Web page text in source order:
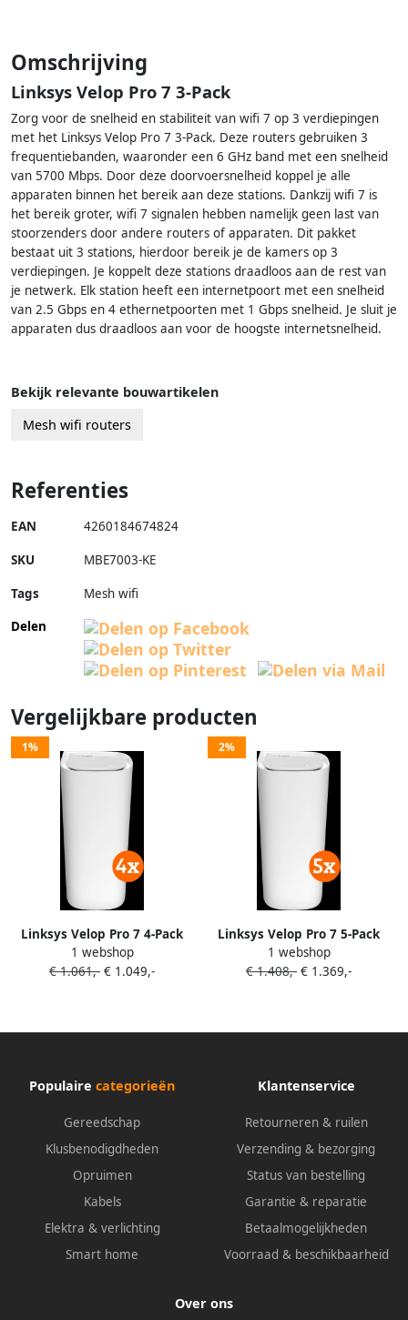
Omschrijving
Linksys Velop Pro 7 3-Pack
Zorg voor de snelheid en stabiliteit van wifi 7 op 3 verdiepingen
met het Linksys Velop Pro 7 3-Pack. Deze routers gebruiken 3
frequentiebanden, waaronder een 6 GHz band met een snelheid
van 5700 Mbps. Door deze doorvoersnelheid koppel je alle
apparaten binnen het bereik aan deze stations. Dankzij wifi 7 is
het bereik groter, wifi 7 signalen hebben namelijk geen last van
stoorzenders door andere routers of apparaten. Dit pakket
bestaat uit 3 stations, hierdoor bereik je de kamers op 3
verdiepingen. Je koppelt deze stations draadloos aan de rest van
je netwerk. Elk station heeft een internetpoort met een snelheid
van 2.5 Gbps en 4 ethernetpoorten met 1 Gbps snelheid. Je sluit je
apparaten dus draadloos aan voor de hoogste internetsnelheid.
Bekijk relevante bouwartikelen
Mesh wifi routers
Referenties
EAN 4260184674824
SKU MBE7003-KE
Tags
Mesh wifi
Delen
Vergelijkbare producten
1%
Linksys Velop Pro 7 4-Pack
1 webshop
€ 1.061,- € 1.049,-
2%
Linksys Velop Pro 7 5-Pack
1 webshop
€ 1.408,- € 1.369,-
Populaire categorieën
Gereedschap
Klusbenodigdheden
Opruimen
Kabels
Elektra & verlichting
Smart home
Klantenservice
Retourneren & ruilen
Verzending & bezorging
Status van bestelling
Garantie & reparatie
Betaalmogelijkheden
Voorraad & beschikbaarheid
Over ons